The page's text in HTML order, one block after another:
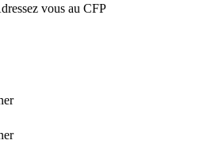
vous au CFP